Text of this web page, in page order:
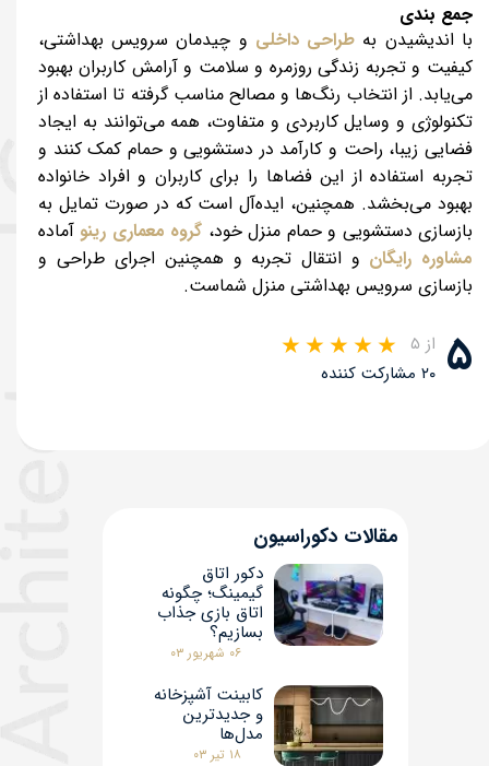
جمع بندی
با اندیشیدن به طراحی داخلی و چیدمان سرویس بهداشتی،
کیفیت و تجربه زندگی روزمره و سلامت و آرامش کاربران بهبود
می‌یابد. از انتخاب رنگ‌ها و مصالح مناسب گرفته تا استفاده از
تکنولوژی و وسایل کاربردی و متفاوت، همه می‌توانند به ایجاد
فضایی زیبا، راحت و کارآمد در دستشویی و حمام کمک کنند و
تجربه‌ استفاده از این فضاها را برای کاربران و افراد خانواده
بهبود می‌بخشد. همچنین، ایده‌آل است که در صورت تمایل به
بازسازی دستشویی و حمام منزل خود، گروه معماری رینو آماده
مشاوره رایگان و انتقال تجربه و همچنین اجرای طراحی و
بازسازی سرویس بهداشتی منزل شماست.
۵ از ۵
۲۰ مشارکت کننده
مقالات دکوراسیون
دکور اتاق
گیمینگ؛ چگونه
اتاق بازی جذاب
بسازیم؟
۰۶ شهریور ۰۳
کابینت آشپزخانه
و جدیدترین
مدل‌ها
۱۸ تیر ۰۳